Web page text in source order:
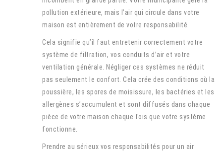
pollution extérieure, mais l’air qui circule dans votre
maison est entièrement de votre responsabilité.
Cela signifie qu’il faut entretenir correctement votre
système de filtration, vos conduits d’air et votre
ventilation générale. Négliger ces systèmes ne réduit
pas seulement le confort. Cela crée des conditions où la
poussière, les spores de moisissure, les bactéries et les
allergènes s’accumulent et sont diffusés dans chaque
pièce de votre maison chaque fois que votre système
fonctionne.
Prendre au sérieux vos responsabilités pour un air